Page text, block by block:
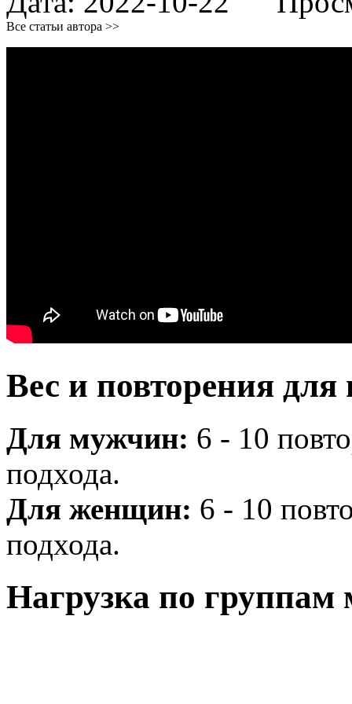
Все статьи автора >>
Вес и повторения для
Для мужчин: 6 - 10
подхода.
Для женщин: 6 - 10
подхода.
Нагрузка по